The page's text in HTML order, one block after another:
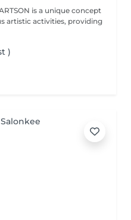
artistic activities, providing
)